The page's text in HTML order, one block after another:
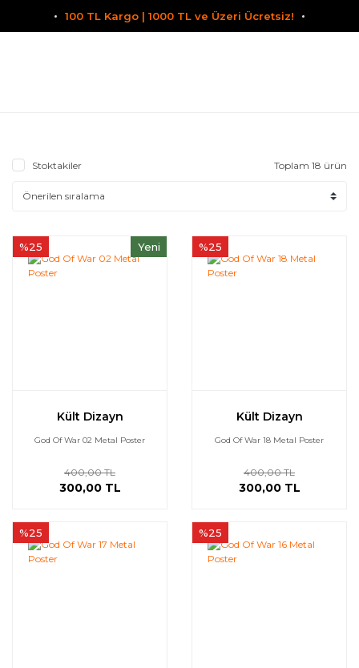
100 TL Kargo | 1000 TL ve Üzeri Ücretsiz!
Stoktakiler Toplam 18 ürün
Yeni
%25
Kült Dizayn
God Of War 02 Metal Poster
400,00 TL
300,00 TL
%25
Kült Dizayn
God Of War 18 Metal Poster
400,00 TL
300,00 TL
%25 %25